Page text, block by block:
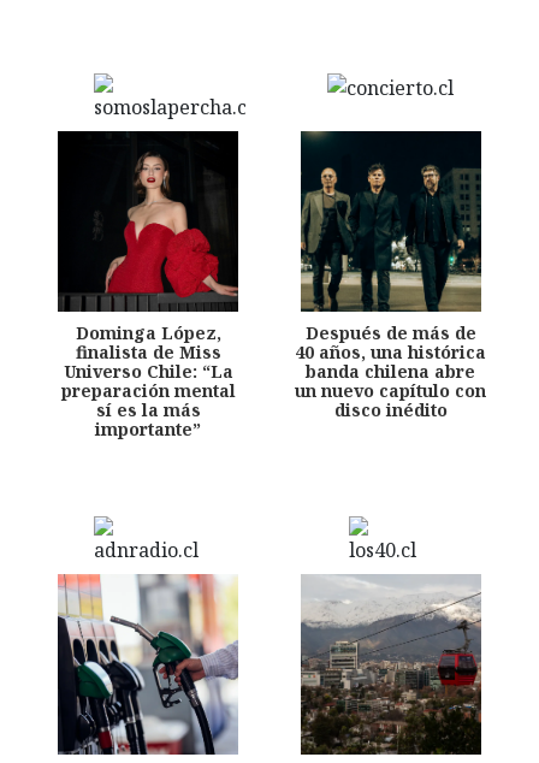
Dominga López,
finalista de Miss
Universo Chile: “La
preparación mental
sí es la más
importante”
Después de más de
40 años, una histórica
banda chilena abre
un nuevo capítulo con
disco inédito